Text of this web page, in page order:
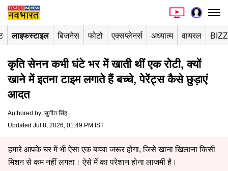
लाइफस्टाइल बिजनेस फोटो एक्सप्लेनर्स अध्यात्म वायरल
कृति सेनन कभी घंटे भर में खाती थीं एक रोटी, क्यों
खाने में इतना टाइम लगाते हैं बच्चे, पेरेंट्स कैसे छुड़ाएं
आदत
Authored by: सुनीत सिंह
Updated Jul 8, 2026, 01:49 PM IST
हमारे आपके घर में भी ऐसा एक बच्चा जरूर होगा, जिसे खाना खिलाना किसी
मिशन से कम नहीं लगता। ऐसे में का परेशान होना लाजमी है।